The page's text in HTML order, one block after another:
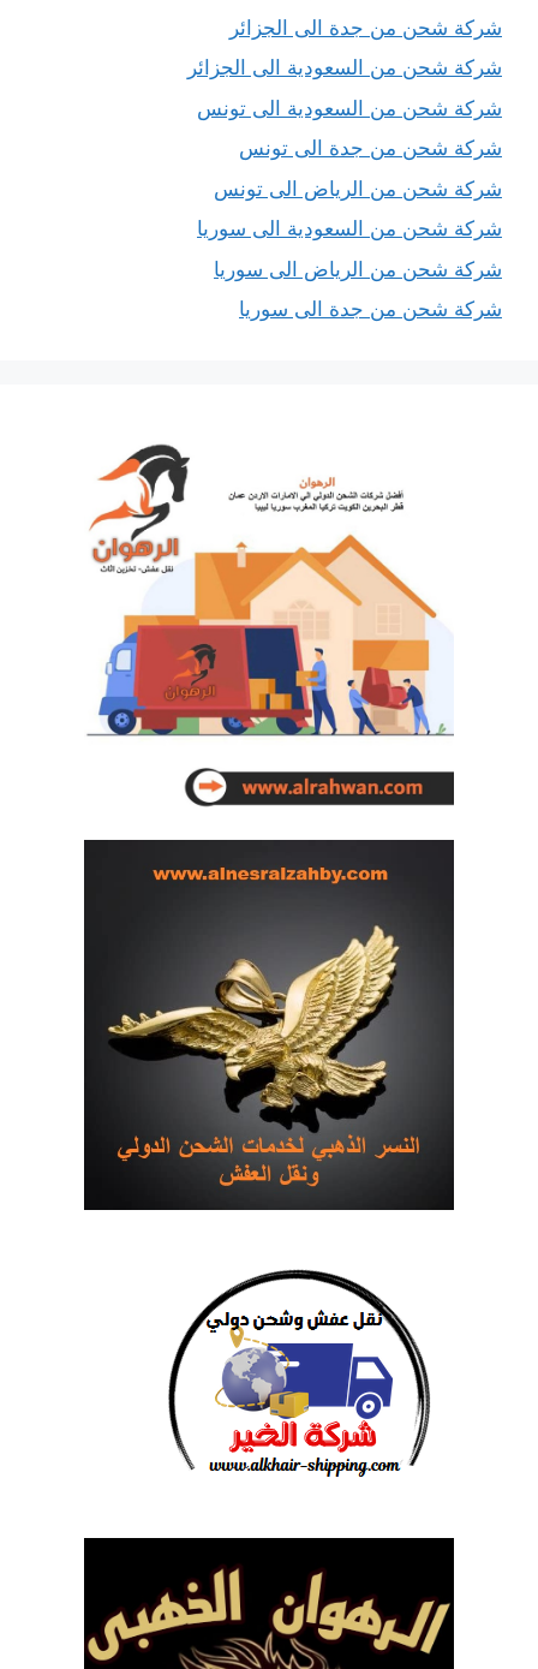
شركة شحن من جدة الى الجزائر
شركة شحن من السعودية الى الجزائر
شركة شحن من السعودية الى تونس
شركة شحن من جدة الى تونس
شركة شحن من الرياض الى تونس
شركة شحن من السعودية الى سوريا
شركة شحن من الرياض الى سوريا
شركة شحن من جدة الى سوريا